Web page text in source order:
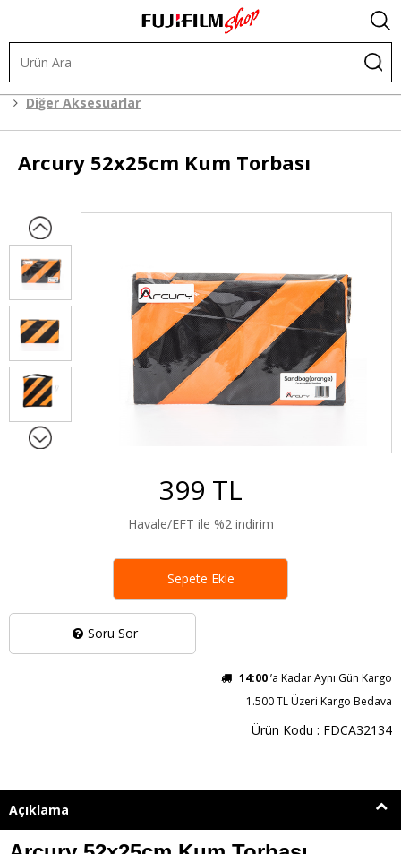
Işık ve Fon Sistemi Aksesuarları
Diğer Aksesuarlar
Arcury 52x25cm Kum Torbası
Soru Sor
399 TL
Havale/EFT ile %2 indirim
14:00’a Kadar Aynı Gün Kargo
1.500 TL Üzeri Kargo Bedava
Ürün Kodu : FDCA32134
Sepete Ekle
Açıklama